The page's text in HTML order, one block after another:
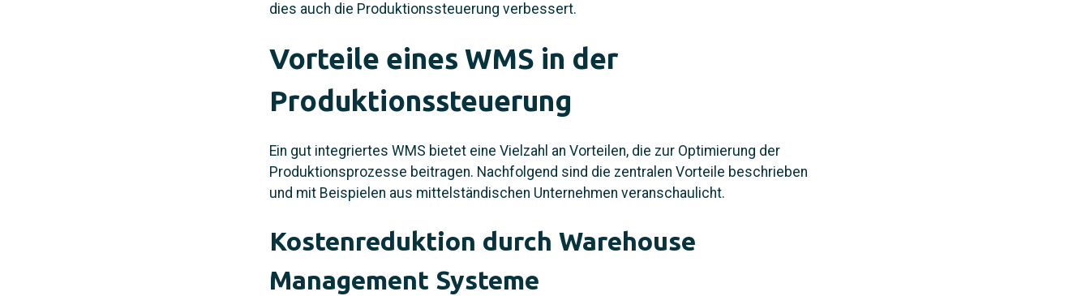
dies auch die Produktionssteuerung verbessert.
Vorteile eines WMS in der
Produktionssteuerung
Ein gut integriertes WMS bietet eine Vielzahl an Vorteilen, die zur Optimierung der
Produktionsprozesse beitragen. Nachfolgend sind die zentralen Vorteile beschrieben
und mit Beispielen aus mittelständischen Unternehmen veranschaulicht.
Kostenreduktion durch Warehouse
Management Systeme